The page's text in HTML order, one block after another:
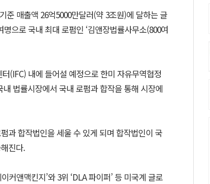
준 매출액 26억5000만달러(약 3조원)에 달하는 글
으로 국내 최대 로펌인 ‘김앤장법률사무소(800여
(IFC) 내에 들어설 예정으로 한미 자유무역협정
법률시장에서 국내 로펌과 합작을 통해 시장에
과 합작법인을 세울 수 있게 되며 합작법인이 국
진다.
커앤맥킨지’와 3위 ‘DLA 파이퍼’ 등 미국계 글로